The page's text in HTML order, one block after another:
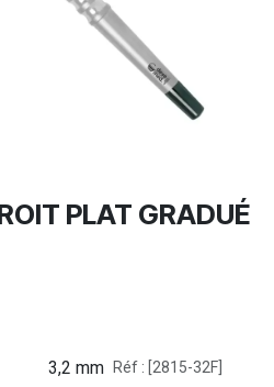
PLAT GRADUÉ
3,2 mm Réf : [2815-32F]